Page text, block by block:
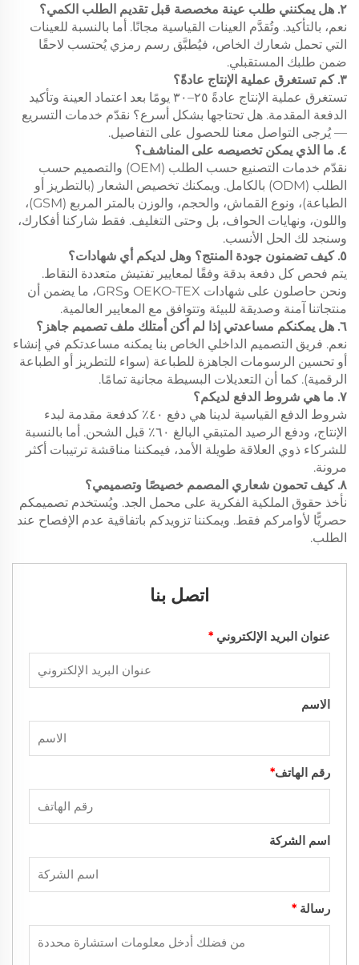
٢. هل يمكنني طلب عينة مخصصة قبل تقديم الطلب الكمي؟
نعم، بالتأكيد. وتُقدَّم العينات القياسية مجانًا. أما بالنسبة للعينات
التي تحمل شعارك الخاص، فيُطبَّق رسم رمزي يُحتسب لاحقًا
ضمن طلبك المستقبلي.
٣. كم تستغرق عملية الإنتاج عادةً؟
تستغرق عملية الإنتاج عادةً ٢٥–٣٠ يومًا بعد اعتماد العينة وتأكيد
الدفعة المقدمة. هل تحتاجها بشكل أسرع؟ نقدّم خدمات التسريع
— يُرجى التواصل معنا للحصول على التفاصيل.
٤. ما الذي يمكن تخصيصه على المناشف؟
نقدّم خدمات التصنيع حسب الطلب (OEM) والتصميم حسب
الطلب (ODM) بالكامل. ويمكنك تخصيص الشعار (بالتطريز أو
الطباعة)، ونوع القماش، والحجم، والوزن بالمتر المربع (GSM)،
واللون، ونهايات الحواف، بل وحتى التغليف. فقط شاركنا أفكارك،
وسنجد لك الحل الأنسب.
٥. كيف تضمنون جودة المنتج؟ وهل لديكم أي شهادات؟
يتم فحص كل دفعة بدقة وفقًا لمعايير تفتيش متعددة النقاط.
ونحن حاصلون على شهادات OEKO-TEX وGRS، ما يضمن أن
منتجاتنا آمنة وصديقة للبيئة وتتوافق مع المعايير العالمية.
٦. هل يمكنكم مساعدتي إذا لم أكن أمتلك ملف تصميم جاهز؟
نعم. فريق التصميم الداخلي الخاص بنا يمكنه مساعدتكم في إنشاء
أو تحسين الرسومات الجاهزة للطباعة (سواء للتطريز أو الطباعة
الرقمية). كما أن التعديلات البسيطة مجانية تمامًا.
٧. ما هي شروط الدفع لديكم؟
شروط الدفع القياسية لدينا هي دفع ٤٠٪ كدفعة مقدمة لبدء
الإنتاج، ودفع الرصيد المتبقي البالغ ٦٠٪ قبل الشحن. أما بالنسبة
للشركاء ذوي العلاقة طويلة الأمد، فيمكننا مناقشة ترتيبات أكثر
مرونة.
٨. كيف تحمون شعاري المصمم خصيصًا وتصميمي؟
نأخذ حقوق الملكية الفكرية على محمل الجد. ويُستخدم تصميمكم
حصريًّا لأوامركم فقط. ويمكننا تزويدكم باتفاقية عدم الإفصاح عند
الطلب.
اتصل بنا
عنوان البريد الإلكتروني *
الاسم
رقم الهاتف*
اسم الشركة
رسالة *